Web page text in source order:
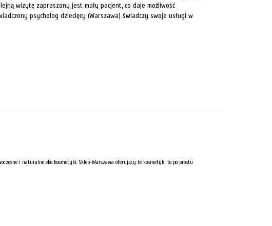
wizytę zapraszany jest mały pacjent, co daje możliwość
psycholog dziecięcy (Warszawa) świadczy swoje usługi w
i naturalne eko kosmetyki. Sklep-Warszawa oferujący te kosmetyki to po prostu